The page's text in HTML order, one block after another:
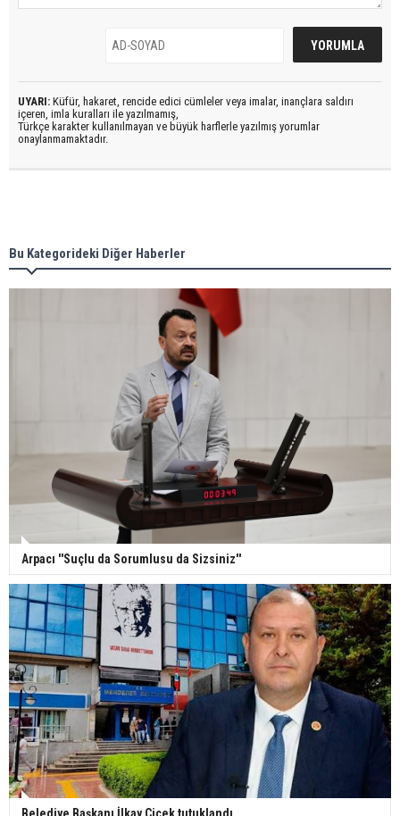
UYARI: Küfür, hakaret, rencide edici cümleler veya imalar, inançlara saldırı
içeren, imla kuralları ile yazılmamış,
Türkçe karakter kullanılmayan ve büyük harflerle yazılmış yorumlar
onaylanmamaktadır.
Bu Kategorideki Diğer Haberler
Arpacı ''Suçlu da Sorumlusu da Sizsiniz''